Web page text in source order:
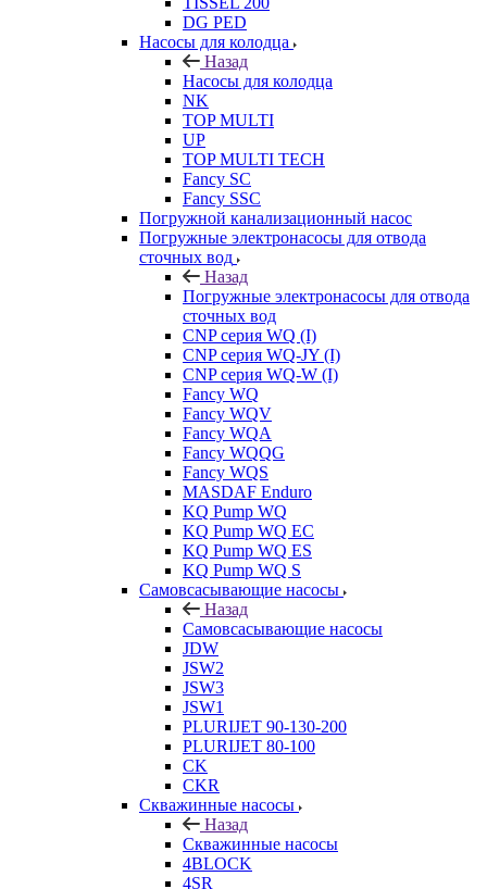
DG PED
Насосы для колодца
Назад
Насосы для колодца
NK
TOP MULTI
UP
TOP MULTI TECH
Fancy SC
Fancy SSC
Погружной канализационный насос
Погружные электронасосы для отвода
сточных вод
Назад
Погружные электронасосы для отвода
сточных вод
CNP серия WQ (I)
CNP серия WQ-JY (I)
CNP серия WQ-W (I)
Fancy WQ
Fancy WQV
Fancy WQA
Fancy WQQG
Fancy WQS
MASDAF Enduro
KQ Pump WQ
KQ Pump WQ EC
KQ Pump WQ ES
KQ Pump WQ S
Самовсасывающие насосы
Назад
Самовсасывающие насосы
JDW
JSW2
JSW3
JSW1
PLURIJET 90-130-200
PLURIJET 80-100
CK
CKR
Скважинные насосы
Назад
Скважинные насосы
4BLOCK
4SR